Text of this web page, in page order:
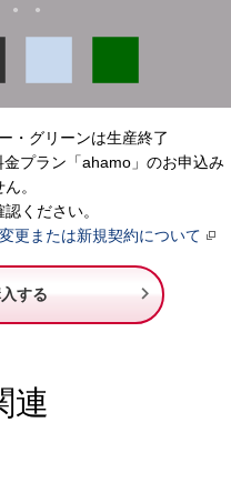
・グリーンは生産終了
プラン「ahamo」のお申込み
。
ください。
更または新規契約について
する 
連